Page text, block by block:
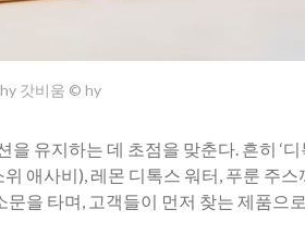
hy 갓비움 © hy
유지하는 데 초점을 맞춘다. 흔히 ‘디
애사비), 레몬 디톡스 워터, 푸룬 주
을 타며, 고객들이 먼저 찾는 제품으